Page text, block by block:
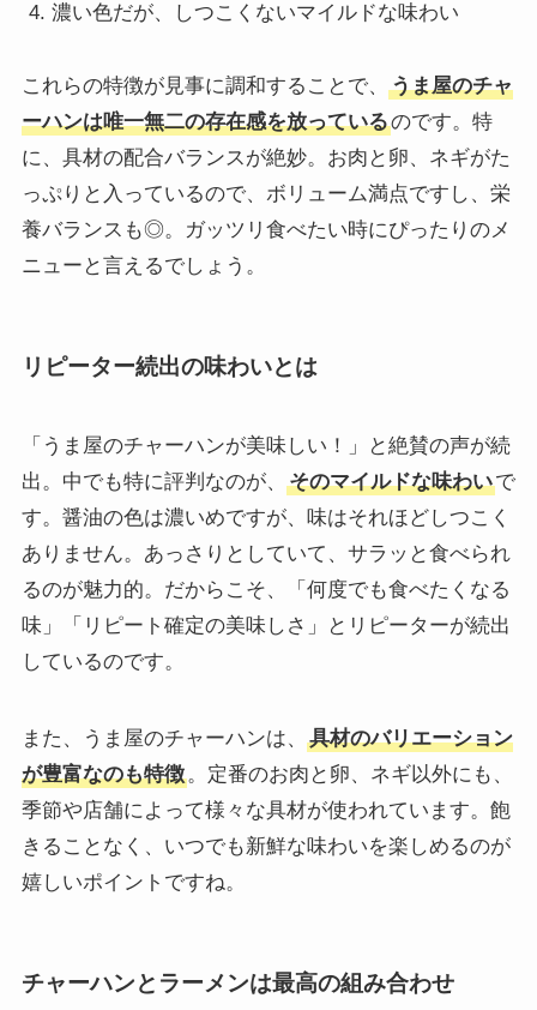
濃い色だが、しつこくないマイルドな味わい
これらの特徴が見事に調和することで、
うま屋のチャ
ーハンは唯一無二の存在感を放っているのです。特
に、具材の配合バランスが絶妙。お肉と卵、ネギがた
っぷりと入っているので、ボリューム満点ですし、栄
養バランスも◎。ガッツリ食べたい時にぴったりのメ
ニューと言えるでしょう。
リピーター続出の味わいとは
「うま屋のチャーハンが美味しい！」と絶賛の声が続
出。中でも特に評判なのが、
そのマイルドな味わいで
す。醤油の色は濃いめですが、味はそれほどしつこく
ありません。あっさりとしていて、サラッと食べられ
るのが魅力的。だからこそ、「何度でも食べたくなる
味」「リピート確定の美味しさ」とリピーターが続出
しているのです。
また、うま屋のチャーハンは、
具材のバリエーション
が豊富なのも特徴。定番のお肉と卵、ネギ以外にも、
季節や店舗によって様々な具材が使われています。飽
きることなく、いつでも新鮮な味わいを楽しめるのが
嬉しいポイントですね。
チャーハンとラーメンは最高の組み合わせ